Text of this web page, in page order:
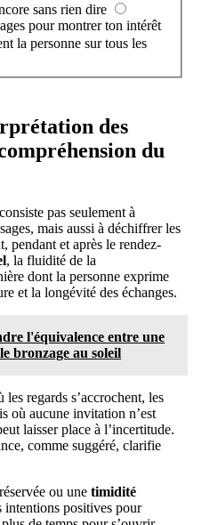
sans rien dire
pour montrer ton intérêt
la personne sur tous les
des
du
pas seulement à
mais aussi à déchiffrer les
pendant et après le rendez-
, la fluidité de la
dont la personne exprime
et la longévité des échanges.
l'équivalence entre une
bronzage au soleil
regards s’accrochent, les
où aucune invitation n’est
laisser place à l’incertitude.
comme suggéré, clarifie
ou une timidité
intentions positives pour